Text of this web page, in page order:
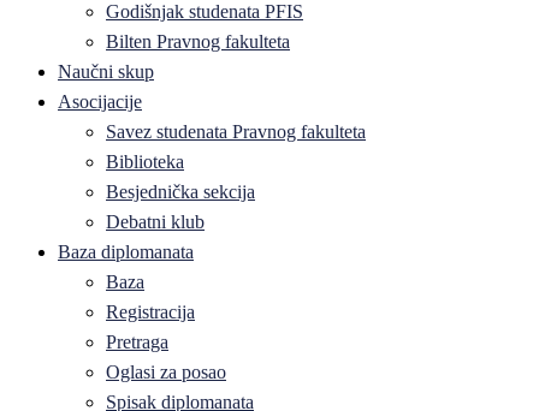
Godišnjak studenata PFIS
Bilten Pravnog fakulteta
Naučni skup
Asocijacije
Savez studenata Pravnog fakulteta
Biblioteka
Besjednička sekcija
Debatni klub
Baza diplomanata
Baza
Registracija
Pretraga
Oglasi za posao
Spisak diplomanata